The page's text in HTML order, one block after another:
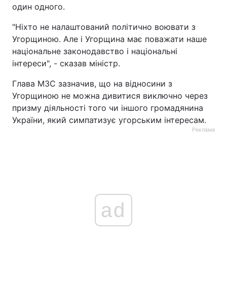
один одного.
"Ніхто не налаштований політично воювати з
Угорщиною. Але і Угорщина має поважати наше
національне законодавство і національні
інтереси", - сказав міністр.
Глава МЗС зазначив, що на відносини з
Угорщиною не можна дивитися виключно через
призму діяльності того чи іншого громадянина
України, який симпатизує угорським інтересам.
Реклама
ad